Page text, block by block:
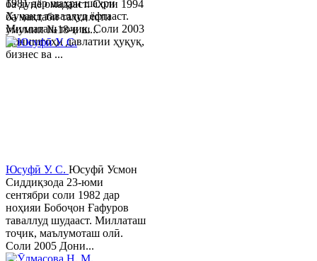
1981 дар шаҳри шаҳри
Хуҷанд таваллуд ёфтааст.
Миллаташ тоҷик. Соли 2003
Донишгоҳи давлатии ҳуқуқ,
бизнес ва ...
ба дунё омадааст. Соли 1994
ба мактаби таҳсилоти
умумии №18-и ш...
Юсуфӣ У. C. Юсуфӣ Усмон
Сиддиқзода 23-юми
сентябри соли 1982 дар
ноҳияи Бобоҷон Ғафуров
таваллуд шудааст. Миллаташ
тоҷик, маълумоташ олӣ.
Соли 2005 Дони...